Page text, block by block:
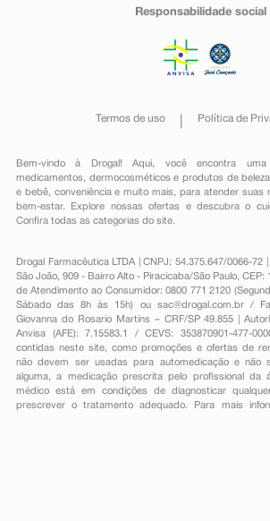
Responsabilidade social
Termos de uso Política de
Bem-vindo à Drogal! Aqui, você encontra
medicamentos , dermocosméticos e produtos de beleza
e bebê, conveniênciae muito mais, para atender suas
bem-estar. Explore nossas ofertas e descubra o
Confira todas as categorias do site.
Drogal Farmacêutica LTDA | CNPJ: 54.375.647/0066-72
São João, 909 - Bairro Alto - Piracicaba/São Paulo, CEP:
de Atendimento ao Consumidor: 0800 771 2120
Sábado das 8h às 15h) ou sac@drogal.com.br/
Giovanna do Rosario Martins – CRF/SP 49.855 |
Anvisa (AFE): 7.15583.1 / CEVS: 353870901-477-
contidas neste site, como promoções e ofertas de
não devem ser usadas para automedicação e não
alguma, a medicação prescrita pelo profissional da
médico está em condições de diagnosticar
prescrever o tratamento adequado. Para mais